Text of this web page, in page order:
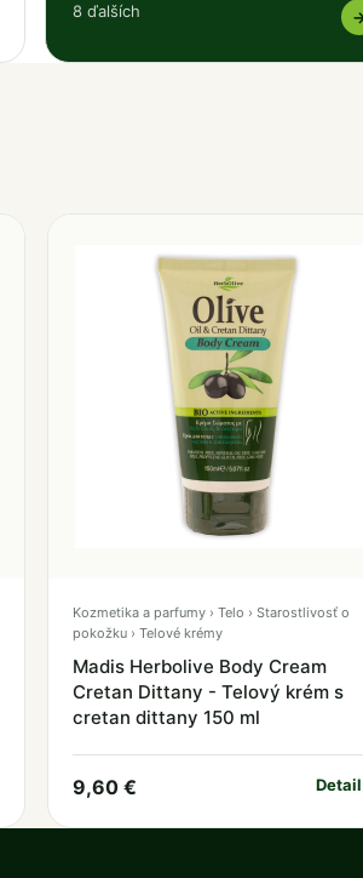
8 ďalších
Kozmetika a parfumy › Telo › Starostlivosť o
pokožku › Telové krémy
Madis Herbolive Body Cream
Cretan Dittany - Telový krém s
cretan dittany 150 ml
9,60 €